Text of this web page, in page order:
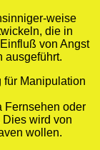
weise
die in
von Angst
ausgeführt.
für Manipulation
Fernsehen oder
wird von
wollen.